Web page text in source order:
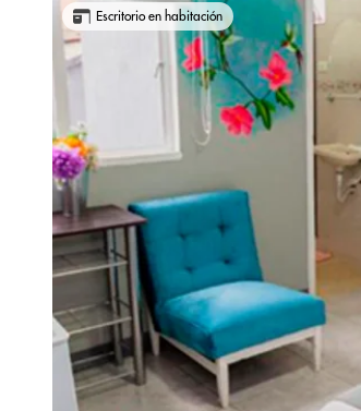
Escritorio en habitación